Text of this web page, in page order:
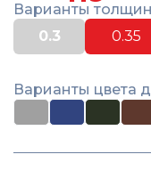
Варианты
0.3
0.35
Варианты цвета